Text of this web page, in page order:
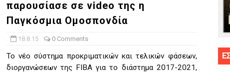
: 39Η ΕΠΕΤΕΙΟΣ ΑΠΟ ΤΟ ΕΠΟΣ ΤΟΥ 1987
κυπέλλου ανδρών ΕΣΚΑΝΑ Μανδραϊκός Προοδευτική στο νέο κλ.
Πανελευσινιακό στον τελικό αύριο με Αρετσού (το video του
παρουσίασε σε video της η
Παγκόσμια Ομοσπονδία
18.8.15 0 Comments
Το νέο σύστημα προκριματικών και τελικών φάσεων,
διοργανώσεων της FIBA για το διάστημα 2017-2021,